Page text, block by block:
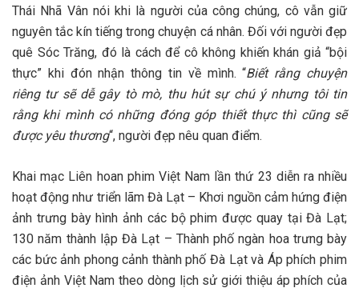
Thái Nhã Vân nói khi là người của công chúng, cô vẫn giữ
nguyên tắc kín tiếng trong chuyện cá nhân. Đối với người đẹp
quê Sóc Trăng, đó là cách để cô không khiến khán giả “bội
thực” khi đón nhận thông tin về mình. “Biết rằng chuyện
riêng tư sẽ dễ gây tò mò, thu hút sự chú ý nhưng tôi tin
rằng khi mình có những đóng góp thiết thực thì cũng sẽ
được yêu thương“, người đẹp nêu quan điểm.
Khai mạc Liên hoan phim Việt Nam lần thứ 23 diễn ra nhiều
hoạt động như triển lãm Đà Lạt – Khơi nguồn cảm hứng điện
ảnh trưng bày hình ảnh các bộ phim được quay tại Đà Lạt;
130 năm thành lập Đà Lạt – Thành phố ngàn hoa trưng bày
các bức ảnh phong cảnh thành phố Đà Lạt và Áp phích phim
điện ảnh Việt Nam theo dòng lịch sử giới thiệu áp phích của